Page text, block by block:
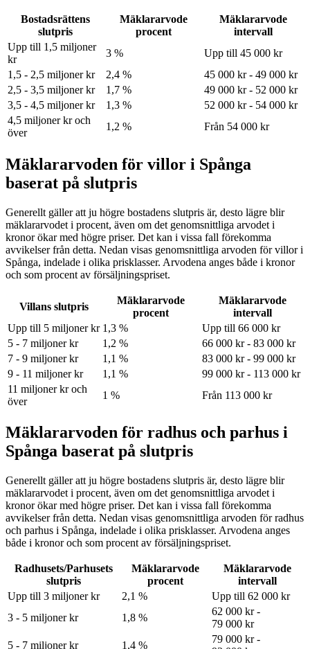
Bostadsrättens
slutpris
Mäklararvode
procent
Mäklararvode
intervall
Upp till 1,5 miljoner
kr
3 %
Upp till 45 000 kr
1,5 - 2,5 miljoner kr
2,4 %
45 000 kr - 49 000 kr
2,5 - 3,5 miljoner kr
1,7 %
49 000 kr - 52 000 kr
3,5 - 4,5 miljoner kr
1,3 %
52 000 kr - 54 000 kr
4,5 miljoner kr och
över
1,2 % Från 54 000 kr
Mäklararvoden för villor i Spånga
baserat på slutpris
Generellt gäller att ju högre bostadens slutpris är, desto lägre blir
mäklararvodet i procent, även om det genomsnittliga arvodet i
kronor ökar med högre priser. Det kan i vissa fall förekomma
avvikelser från detta. Nedan visas genomsnittliga arvoden förvillori
Spånga, indelade i olika prisklasser. Arvodena anges både i kronor
och som procent av försäljningspriset.
Villans slutpris
Mäklararvode
procent
Mäklararvode
intervall
Upp till 5 miljoner kr 1,3 %
Upp till 66 000 kr
5 - 7 miljoner kr
1,2 %
66 000 kr - 83 000 kr
7 - 9 miljoner kr
1,1 %
83 000 kr - 99 000 kr
9 - 11 miljoner kr
1,1 %
99 000 kr - 113 000 kr
11 miljoner kr och
över
1 % Från 113 000 kr
Mäklararvoden för radhus och parhus i
Spånga baserat på slutpris
Generellt gäller att ju högre bostadens slutpris är, desto lägre blir
mäklararvodet i procent, även om det genomsnittliga arvodet i
kronor ökar med högre priser. Det kan i vissa fall förekomma
avvikelser från detta. Nedan visas genomsnittliga arvoden förradhus
och parhus i Spånga, indelade i olika prisklasser. Arvodena anges
både i kronor och som procent av försäljningspriset.
Radhusets/Parhusets
slutpris
Mäklararvode
procent
Mäklararvode
intervall
Upp till 3 miljoner kr
2,1 %
Upp till 62 000 kr
3 - 5 miljoner kr
1,8 %
62 000 kr -
79 000 kr
5 - 7 miljoner kr
1,4 %
79 000 kr -